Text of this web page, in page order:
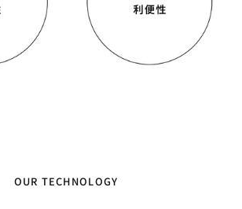
OUR TECHNOLOGY